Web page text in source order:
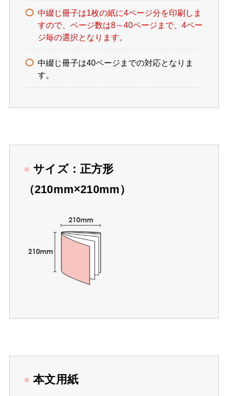
中綴じ冊子は1枚の紙に4ページ分を印刷しま
すので、ページ数は8～40ページまで、4ペー
ジ毎の選択となります。
中綴じ冊子は40ページまでの対応となりま
す。
● サイズ：正方形
（210mm×210mm）
● 本文用紙